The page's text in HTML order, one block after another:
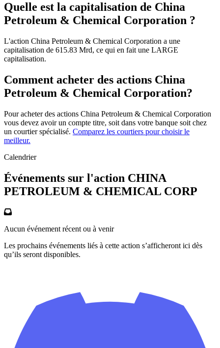
Quelle est la capitalisation de China
Petroleum & Chemical Corporation ?
L'action China Petroleum & Chemical Corporation a une
capitalisation de 615.83 Mrd, ce qui en fait une LARGE
capitalisation.
Comment acheter des actions China
Petroleum & Chemical Corporation?
Pour acheter des actions China Petroleum & Chemical Corporation
vous devez avoir un compte titre, soit dans votre banque soit chez
un courtier spécialisé. Comparez les courtiers pour choisir le
meilleur.
Calendrier
Événements sur l'action CHINA
PETROLEUM & CHEMICAL CORP
Aucun événement récent ou à venir
Les prochains événements liés à cette action s’afficheront ici dès
qu’ils seront disponibles.